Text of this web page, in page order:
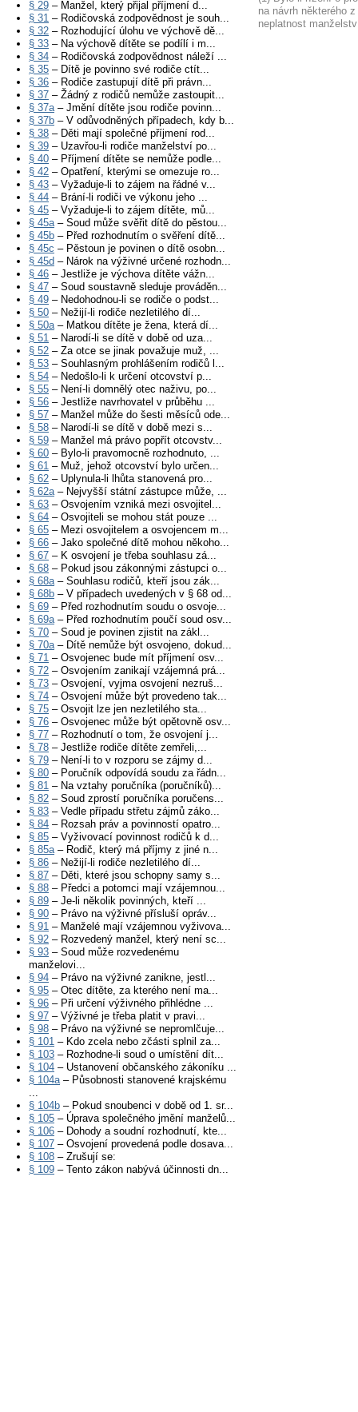
§ 29 – Manžel, který přijal příjmení d...
§ 31 – Rodičovská zodpovědnost je souh...
§ 32 – Rozhodující úlohu ve výchově dě...
§ 33 – Na výchově dítěte se podílí i m...
§ 34 – Rodičovská zodpovědnost náleží ...
§ 35 – Dítě je povinno své rodiče ctít...
§ 36 – Rodiče zastupují dítě při právn...
§ 37 – Žádný z rodičů nemůže zastoupit...
§ 37a– Jmění dítěte jsou rodiče povinn...
§ 37b – V odůvodněných případech, kdy b...
§ 38 – Děti mají společné příjmení rod...
§ 39 – Uzavřou-li rodiče manželství po...
§ 40 – Příjmení dítěte se nemůže podle...
§ 42 – Opatření, kterými se omezuje ro...
§ 43 – Vyžaduje-li to zájem na řádné v...
§ 44 – Brání-li rodiči ve výkonu jeho ...
§ 45 – Vyžaduje-li to zájem dítěte, mů...
§ 45a– Soud může svěřit dítě do pěstou...
§ 45b – Před rozhodnutím o svěření dítě...
§ 45c – Pěstoun je povinen o dítě osobn...
§ 45d – Nárok na výživné určené rozhodn...
§ 46 – Jestliže je výchova dítěte vážn...
§ 47 – Soud soustavně sleduje prováděn...
§ 49 – Nedohodnou-li se rodiče o podst...
§ 50 – Nežijí-li rodiče nezletilého dí...
§ 50a– Matkou dítěte je žena, která dí...
§ 51 – Narodí-li se dítě v době od uza...
§ 52 – Za otce se jinak považuje muž, ...
§ 53 – Souhlasným prohlášením rodičů l...
§ 54 – Nedošlo-li k určení otcovství p...
§ 55 – Není-li domnělý otec naživu, po...
§ 56 – Jestliže navrhovatel v průběhu ...
§ 57 – Manžel může do šesti měsíců ode...
§ 58 – Narodí-li se dítě v době mezi s...
§ 59 – Manžel má právo popřít otcovstv...
§ 60 – Bylo-li pravomocně rozhodnuto, ...
§ 61 – Muž, jehož otcovství bylo určen...
§ 62 – Uplynula-li lhůta stanovená pro...
§ 62a– Nejvyšší státní zástupce může, ...
§ 63 – Osvojením vzniká mezi osvojitel...
§ 64 – Osvojiteli se mohou stát pouze ...
§ 65 – Mezi osvojitelem a osvojencem m...
§ 66 – Jako společné dítě mohou někoho...
§ 67 – K osvojení je třeba souhlasu zá...
§ 68 – Pokud jsou zákonnými zástupci o...
§ 68a– Souhlasu rodičů, kteří jsou zák...
§ 68b – V případech uvedených v § 68 od...
§ 69 – Před rozhodnutím soudu o osvoje...
§ 69a– Před rozhodnutím poučí soud osv...
§ 70 – Soud je povinen zjistit na zákl...
§ 70a– Dítě nemůže být osvojeno, dokud...
§ 71 – Osvojenec bude mít příjmení osv...
§ 72 – Osvojením zanikají vzájemná prá...
§ 73 – Osvojení, vyjma osvojení nezruš...
§ 74 – Osvojení může být provedeno tak...
§ 75 – Osvojit lze jen nezletilého sta...
§ 76 – Osvojenec může být opětovně osv...
§ 77 – Rozhodnutí o tom, že osvojení j...
§ 78 – Jestliže rodiče dítěte zemřeli,...
§ 79 – Není-li to v rozporu se zájmy d...
§ 80 – Poručník odpovídá soudu za řádn...
§ 81 – Na vztahy poručníka (poručníků)...
§ 82 – Soud zprostí poručníka poručens...
§ 83 – Vedle případu střetu zájmů záko...
§ 84 – Rozsah práv a povinností opatro...
§ 85 – Vyživovací povinnost rodičů k d...
§ 85a– Rodič, který má příjmy z jiné n...
§ 86 – Nežijí-li rodiče nezletilého dí...
§ 87 – Děti, které jsou schopny samy s...
§ 88 – Předci a potomci mají vzájemnou...
§ 89 – Je-li několik povinných, kteří ...
§ 90 – Právo na výživné přísluší opráv...
§ 91 – Manželé mají vzájemnou vyživova...
§ 92 – Rozvedený manžel, který není sc...
§ 93 – Soud může rozvedenému
manželovi...
§ 94 – Právo na výživné zanikne, jestl...
§ 95 – Otec dítěte, za kterého není ma...
§ 96 – Při určení výživného přihlédne ...
§ 97 – Výživné je třeba platit v pravi...
§ 98 – Právo na výživné se nepromlčuje...
§ 101 – Kdo zcela nebo zčásti splnil za...
§ 103 – Rozhodne-li soud o umístění dít...
§ 104 – Ustanovení občanského zákoníku ...
§ 104a– Působnosti stanovené krajskému
...
§ 104b – Pokud snoubenci v době od 1. sr...
§ 105 – Úprava společného jmění manželů...
§ 106 – Dohody a soudní rozhodnutí, kte...
§ 107 – Osvojení provedená podle dosava...
§ 108 – Zrušují se:
§ 109 – Tento zákon nabývá účinnosti dn...
na návrh některého
neplatnost